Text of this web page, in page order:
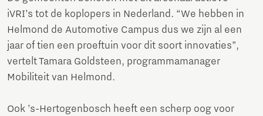
iVRI’s tot de koplopers in Nederland. “We hebben in
Helmond de Automotive Campus dus we zijn al een
jaar of tien een proeftuin voor dit soort innovaties”,
vertelt Tamara Goldsteen, programmamanager
Mobiliteit van Helmond.
Ook ’s-Hertogenbosch heeft een scherp oog voor